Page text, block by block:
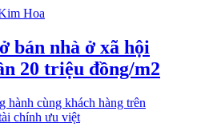
bán nhà ở xã hội
20 triệu đồng/m2